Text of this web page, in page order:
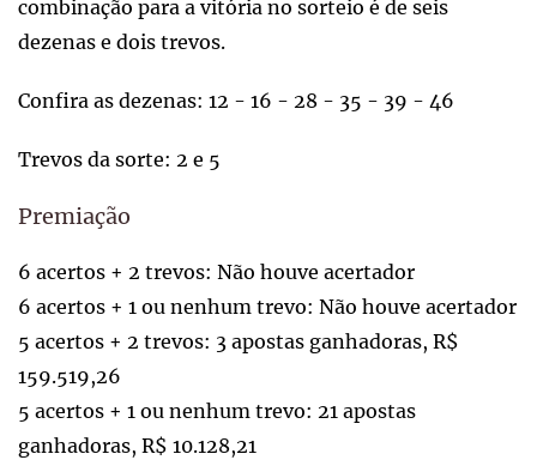
combinação para a vitória no sorteio é de seis
dezenas e dois trevos.
Confira as dezenas: 12 - 16 - 28 - 35 - 39 - 46
Trevos da sorte: 2 e 5
Premiação
6 acertos + 2 trevos: Não houve acertador
6 acertos + 1 ou nenhum trevo: Não houve acertador
5 acertos + 2 trevos: 3 apostas ganhadoras, R$
159.519,26
5 acertos + 1 ou nenhum trevo: 21 apostas
ganhadoras, R$ 10.128,21